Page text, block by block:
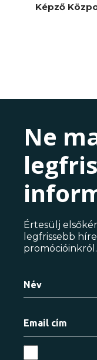
Képző
Ne
Értesülj
legfrissebb
promócióinkról.